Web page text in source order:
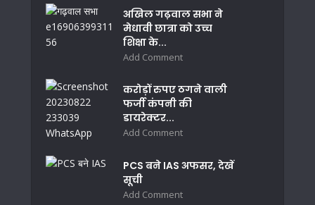
अखिल गढ़वाल सभा ने
मेधावी छात्रा को उच्च
शिक्षा के...
Add Comment
करोड़ों रुपए ठगने वाली
फर्जी कंपनी की
डायरेक्टर...
Add Comment
PCS बने IAS अफसर, देखें
सूची
Add Comment